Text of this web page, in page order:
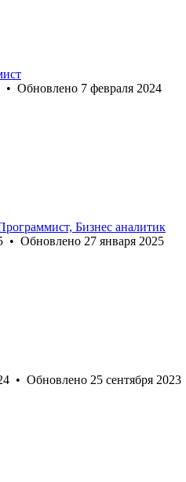
• Обновлено 7 февраля 2024
Бизнес аналитик
• Обновлено 27 января 2025
• Обновлено 25 сентября 2023